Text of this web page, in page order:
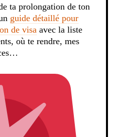
ta prolongation de ton
guide détaillé pour
de visa avec la liste
où te rendre, mes